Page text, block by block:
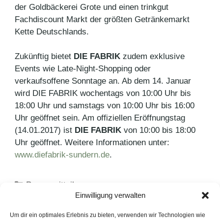
Einwilligung verwalten
Um dir ein optimales Erlebnis zu bieten, verwenden wir Technologien wie
der Goldbäckerei Grote und einen trinkgut
Fachdiscount Markt der größten Getränkemarkt
Kette Deutschlands.
Zukünftig bietet DIE FABRIK zudem exklusive
Events wie Late-Night-Shopping oder
verkaufsoffene Sonntage an. Ab dem 14. Januar
wird DIE FABRIK wochentags von 10:00 Uhr bis
18:00 Uhr und samstags von 10:00 Uhr bis 16:00
Uhr geöffnet sein. Am offiziellen Eröffnungstag
(14.01.2017) ist DIE FABRIK von 10:00 bis 18:00
Uhr geöffnet. Weitere Informationen unter:
www.diefabrik-sundern.de.
Kategorien
Pressemitteilungen
,PR-Agentur,PR-Agentur
Hamburg,Severin